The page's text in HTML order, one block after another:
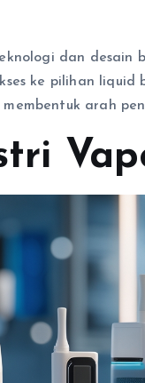
dan desain
ke pilihan liquid
arah